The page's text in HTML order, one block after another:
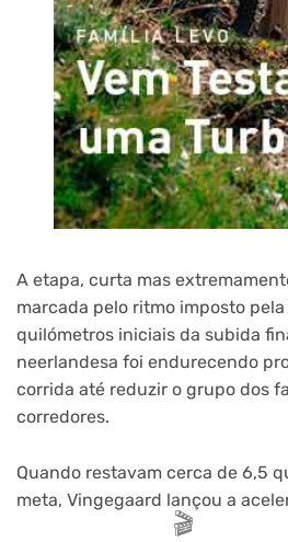
A etapa, curta mas
marcada pelo ritmo imposto pela
quilómetros iniciais da subida
neerlandesa foi endurecendo
corrida até reduzir o grupo dos
corredores.
Quando restavam cerca de 6,5
meta, Vingegaard lançou a
🎬